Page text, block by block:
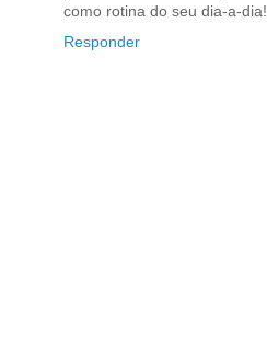
como rotina do seu dia-a-dia!
Responder